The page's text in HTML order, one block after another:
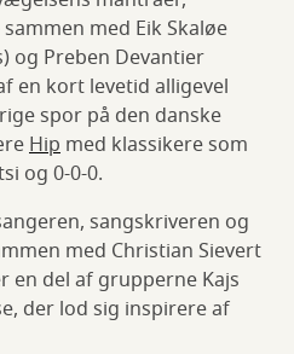
med Eik Skaløe
og Preben Devantier
en kort levetid alligevel
spor på den danske
Hip med klassikere som
og 0-0-0.
sangskriveren og
med Christian Sievert
en del af grupperne Kajs
der lod sig inspirere af